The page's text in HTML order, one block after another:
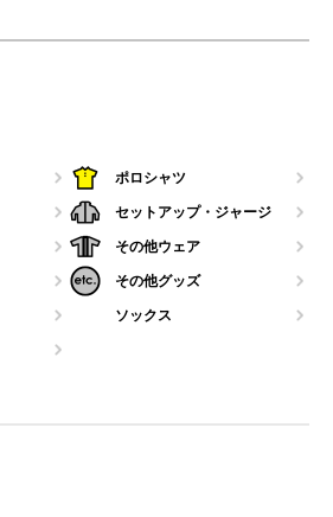
ポロシャツ
セットアップ・ジャージ
その他ウェア
その他グッズ
ソックス